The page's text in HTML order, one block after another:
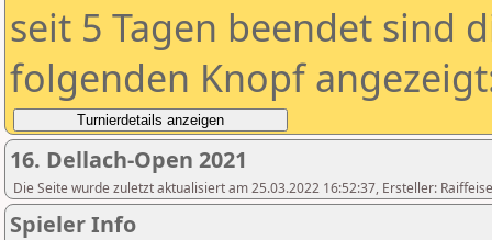
seit 5 Tagen beendet sind
folgenden Knopf
16. Dellach-Open 2021
Die Seite wurde zuletzt aktualisiert am 25.03.2022 16:52:37, Ersteller:
Spieler Info